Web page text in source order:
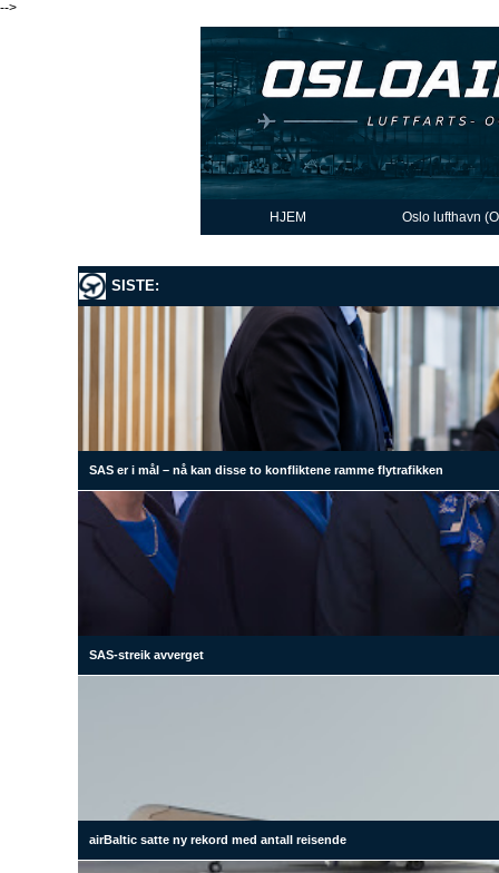
-->
HJEM Oslo lufthavn
SISTE:
SAS er i mål – nå kan disse to konfliktene ramme flytrafikken
SAS-streik avverget
airBaltic satte ny rekord med antall reisende